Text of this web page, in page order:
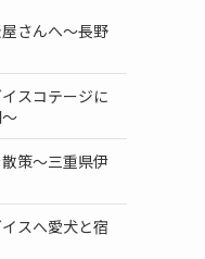
さんへ〜長野
スコテージに
策〜三重県伊
スへ愛犬と宿